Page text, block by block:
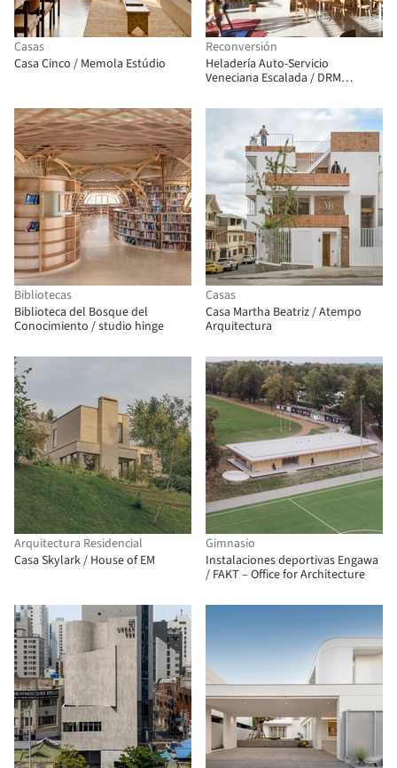
Casas
Casa Cinco / Memola Estúdio
Reconversión
Heladería Auto-Servicio
Veneciana Escalada / DRM
Bibliotecas
Biblioteca del Bosque del
Conocimiento / studio hinge
Casas
Casa Martha Beatriz / Atempo
Arquitectura
Arquitectura Residencial
Casa Skylark / House of EM
Gimnasio
Instalaciones deportivas Engawa
/ FAKT – Office for Architecture